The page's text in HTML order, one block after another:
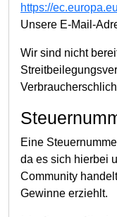
https://
Unsere E-Mail-
Wir sind nicht
Eine
da es sich hierbei
Community
Gewinne erziehlt.